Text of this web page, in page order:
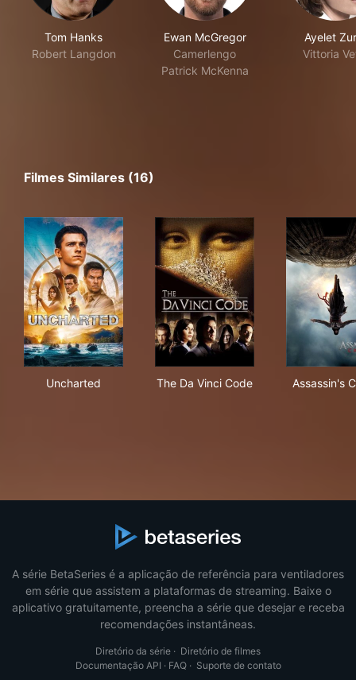
Tom Hanks
Robert Langdon
Ewan McGregor
Camerlengo
Patrick McKenna
Ayelet
Vittoria
Filmes Similares (16)
Uncharted The Da Vinci Code Assassin's
A série BetaSeries é a aplicação de referência para ventiladores
em série que assistem a plataformas de streaming. Baixe o
aplicativo gratuitamente, preencha a série que desejar e receba
recomendações instantâneas.
Diretório da série · Diretório de filmes
Documentação API · FAQ· Suporte de contato